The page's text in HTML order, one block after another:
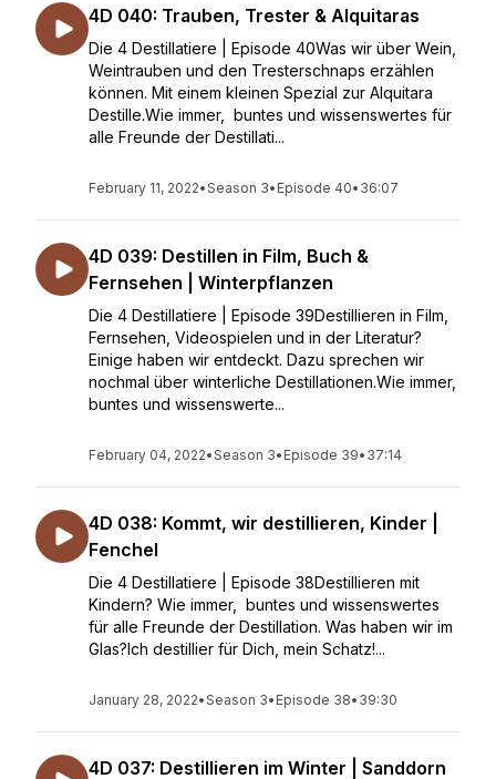
4D 040: Trauben, Trester & Alquitaras
Die 4 Destillatiere | Episode 40Was wir über Wein,
Weintrauben und den Tresterschnaps erzählen
können. Mit einem kleinen Spezial zur Alquitara
Destille.Wie immer, buntes und wissenswertes für
alle Freunde der Destillati...
February 11, 2022•Season 3• Episode 40• 36:07
4D 039: Destillen in Film, Buch &
Fernsehen | Winterpflanzen
Die 4 Destillatiere | Episode 39Destillieren in Film,
Fernsehen, Videospielen und in der Literatur?
Einige haben wir entdeckt. Dazu sprechen wir
nochmal über winterliche Destillationen.Wie immer,
buntes und wissenswerte...
February 04, 2022•Season 3• Episode 39• 37:14
4D 038: Kommt, wir destillieren, Kinder |
Fenchel
Die 4 Destillatiere | Episode 38Destillieren mit
Kindern? Wie immer, buntes und wissenswertes
für alle Freunde der Destillation. Was haben wir im
Glas?Ich destillier für Dich, mein Schatz!...
January 28, 2022•Season 3• Episode 38• 39:30
4D 037: Destillieren im Winter | Sanddorn